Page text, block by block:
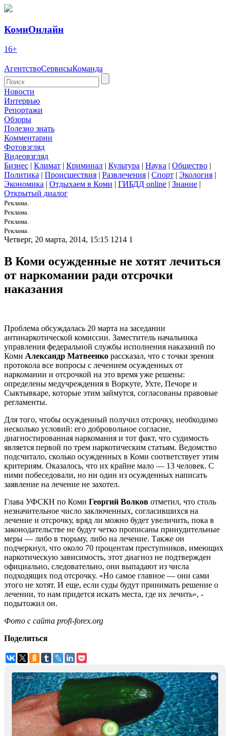
КомиОнлайн
16+
АгентствоСервисыКоманда
Новости
Интервью
Репортажи
Обзоры
Полезно знать
Комментарии
Фотовзгляд
Видеовзгляд
Бизнес | Климат | Криминал | Культура | Наука | Общество |
Политика | Происшествия | Развлечения | Спорт | Экология |
Экономика | Отдыхаем в Коми | ГИБДД online | Знание |
Открытый диалог
Реклама.
Реклама.
Реклама.
Реклама.
Четверг, 20 марта, 2014, 15:15 1214 1
В Коми осужденные не хотят лечиться
от наркомании ради отсрочки
наказания
Проблема обсуждалась 20 марта на заседании
антинаркотической комиссии. Заместитель начальника
управления федеральной службы исполнения наказаний по
Коми Александр Матвеенко рассказал, что с точки зрения
протокола все вопросы с лечением осужденных от
наркомании и отсрочкой на это время уже решены:
определены медучреждения в Воркуте, Ухте, Печоре и
Сыктывкаре, которые этим займутся, согласованы правовые
регламенты.
Для того, чтобы осужденный получил отсрочку, необходимо
несколько условий: его добровольное согласие,
диагностированная наркомания и тот факт, что судимость
является первой по трем наркотическим статьям. Ведомство
подсчитало, сколько осужденных в Коми соответствует этим
критериям. Оказалось, что их крайне мало — 13 человек. С
ними побеседовали, но ни один из осужденных написать
заявление на лечение не захотел.
Глава УФСКН по Коми Георгий Волков отметил, что столь
незначительное число заключенных, согласившихся на
лечение и отсрочку, вряд ли можно будет увеличить, пока в
законодательстве не будут четко прописаны принудительные
меры — либо в тюрьму, либо на лечение. Также он
подчеркнул, что около 70 процентам преступников, имеющих
наркотическую зависимость, этот диагноз не подтвержден
официально, следовательно, они выпадают из числа
подходящих под отсрочку. «Но самое главное — они сами
этого не хотят. И еще, если суды будут принимать решение о
лечении, то нам придется искать места, где их лечить», -
подытожил он.
Фото с сайта profi-forex.org
Поделиться
i